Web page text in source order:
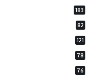
183
82
121
78
76